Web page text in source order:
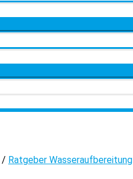
/ Ratgeber Wasseraufbereitung